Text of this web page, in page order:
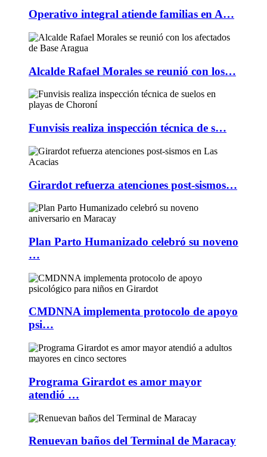
Operativo integral atiende familias en A…
Alcalde Rafael Morales se reunió con los…
Funvisis realiza inspección técnica de s…
Girardot refuerza atenciones post-sismos…
Plan Parto Humanizado celebró su noveno
…
CMDNNA implementa protocolo de apoyo
psi…
Programa Girardot es amor mayor
atendió …
Renuevan baños del Terminal de Maracay